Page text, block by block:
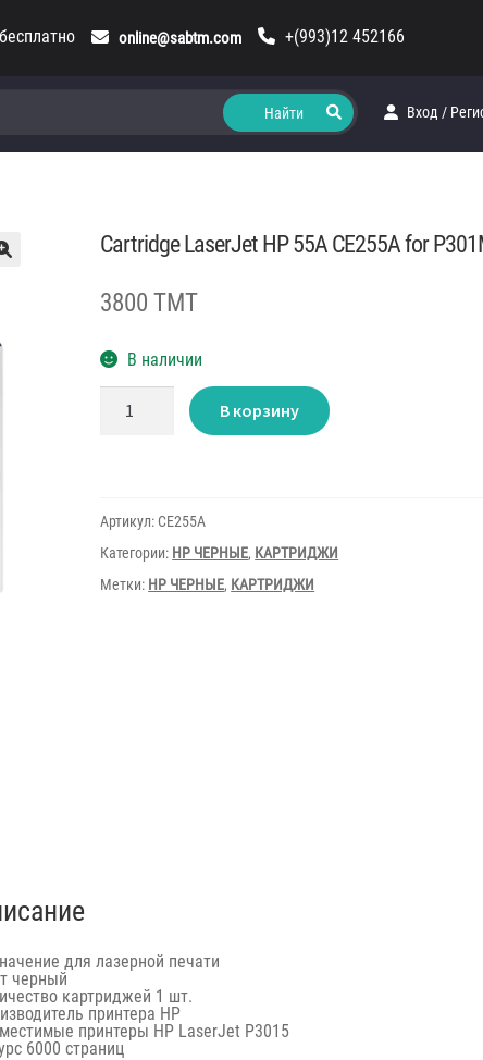
online@sabtm.com +(993)12 452166
Вход /
Cartridge LaserJet HP 55A CE255A for
3800 TMT
В наличии
Количество
товара
for
P301M,M525
(6000
pages)
В корзину
Артикул: CE255A
Категории: HP ЧЕРНЫЕ, КАРТРИДЖИ
Метки: HP ЧЕРНЫЕ, КАРТРИДЖИ
для лазерной печати
черный
картриджей 1 шт.
принтера HP
принтеры HP LaserJet P3015
6000 страниц